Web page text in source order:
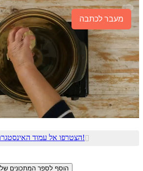
מעבר לכתבה
הצטרפו אל עמוד האינסטגרם של ירון!